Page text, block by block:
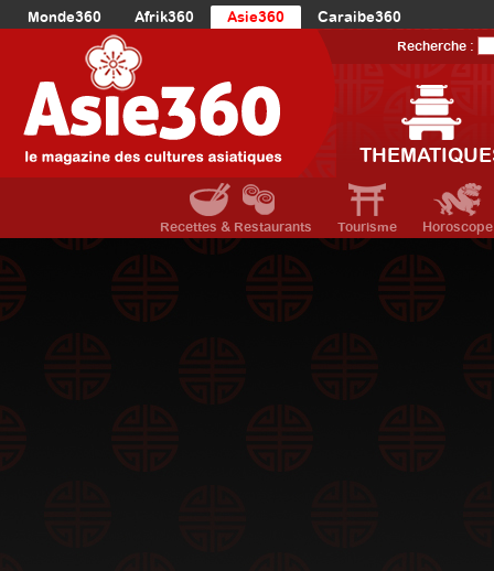
Monde360 Afrik360 Asie360
Caraibe360
Europe360
AmériqueDuNord360
Océanie360
Recherche :
Recettes & Restaurants Tourisme Horoscope